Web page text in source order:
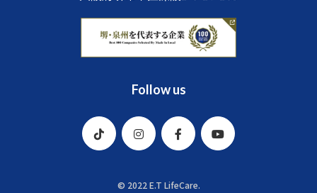
Follow us
© 2022 E.T LifeCare.